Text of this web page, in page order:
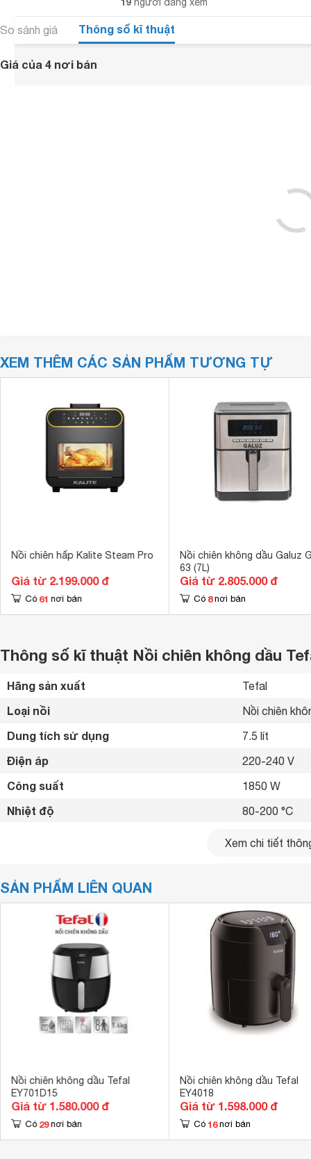
So sánh giá Thông số kĩ thuật
Giá của 4 nơi bán
XEM THÊM CÁC SẢN PHẨM TƯƠNG TỰ
Nồi chiên hấp Kalite Steam Pro
Giá từ 2.199.000 đ
Có 61 nơi bán
Nồi chiên không dầu Galuz
63 (7L)
Giá từ 2.805.000 đ
Có 8 nơi bán
Thông số kĩ thuật Nồi chiên không dầu
Hãng sản xuất Tefal
Loại nồi Nồi chiên
Dung tích sử dụng 7.5 lít
Điện áp 220-240 V
Công suất 1850 W
Nhiệt độ 80-200 °C
1-60 phút
Chức năng nấu
Xem chi tiết
SẢN PHẨM LIÊN QUAN
Nồi chiên không dầu Tefal
EY701D15
Giá từ 1.580.000 đ
Có 29 nơi bán
Nồi chiên không dầu Tefal
EY4018
Giá từ 1.598.000 đ
Có 16 nơi bán